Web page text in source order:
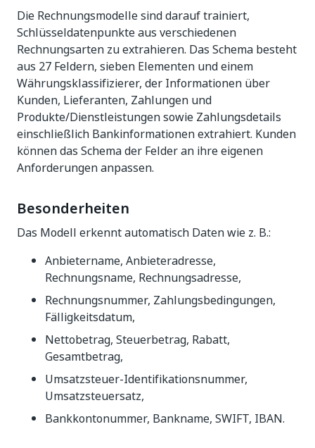
Die Rechnungsmodelle sind darauf trainiert,
Schlüsseldatenpunkte aus verschiedenen
Rechnungsarten zu extrahieren. Das Schema besteht
aus 27 Feldern, sieben Elementen und einem
Währungsklassifizierer, der Informationen über
Kunden, Lieferanten, Zahlungen und
Produkte/Dienstleistungen sowie Zahlungsdetails
einschließlich Bankinformationen extrahiert. Kunden
können das Schema der Felder an ihre eigenen
Anforderungen anpassen.
Besonderheiten
Das Modell erkennt automatisch Daten wie z. B.:
Anbietername, Anbieteradresse,
Rechnungsname, Rechnungsadresse,
Rechnungsnummer, Zahlungsbedingungen,
Fälligkeitsdatum,
Nettobetrag, Steuerbetrag, Rabatt,
Gesamtbetrag,
Umsatzsteuer-Identifikationsnummer,
Umsatzsteuersatz,
Bankkontonummer, Bankname, SWIFT, IBAN.